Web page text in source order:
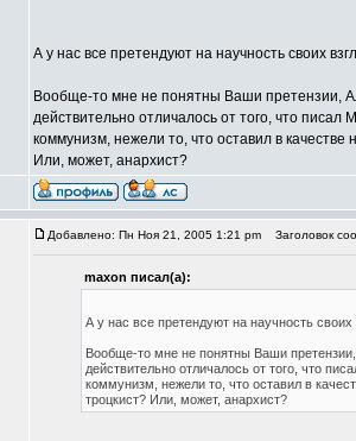
А у нас все претендуют на научность своих
Вообще-то мне не понятны Ваши претензии,
действительно отличалось от того, что
коммунизм, нежели то, что оставил в
Или, может, анархист?
Добавлено: Пн Ноя 21, 2005 1:21 pm Заголовок
maxon писал(а):
А у нас все претендуют на научность
Вообще-то мне не понятны Ваши
действительно отличалось от того, что
коммунизм, нежели то, что оставил в
троцкист? Или, может, анархист?